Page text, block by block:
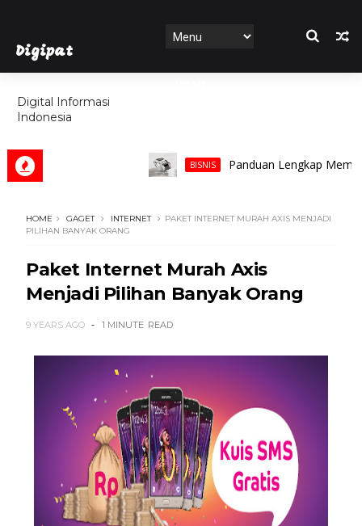
Digipat
Digital Informasi
Indonesia
FEATURES
BISNIS Panduan Lengkap Memilih
HOME GAGET INTERNET
PAKET INTERNET MURAH AXIS MENJADI
PILIHAN BANYAK ORANG
Paket Internet Murah Axis
Menjadi Pilihan Banyak Orang
9 YEARS AGO 1 MINUTE READ